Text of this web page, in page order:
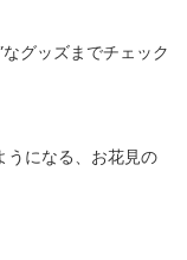
グッズまでチェック
うになる、お花見の